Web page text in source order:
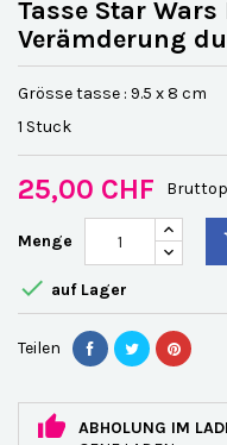
Tasse Star
Verämderung
Grösse tasse : 9.5 x 8 cm
1 Stuck
25,00 CHF
Menge
 auf Lager
Teilen
ABHOLUNG IM